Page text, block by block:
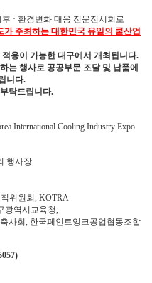
후 · 환경변화 대응 전문전시회로
가 주최하는 대한민국 유일의 쿨산업
용이 가능한 대구에서 개최됩니다.
는 행사로 공공부문 조달 및 납품에
니다.
탁드립니다.
International Cooling Industry Expo
행사장
위원회 , KOTRA
광역시교육청,
사회 , 한국페인트잉크공업협동조합